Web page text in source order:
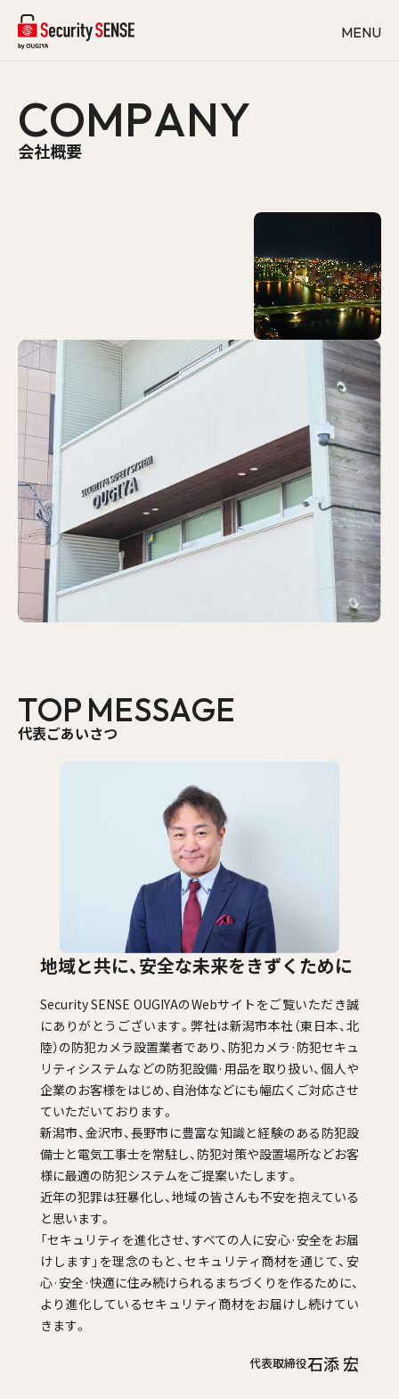
MENU
会社概要
取扱品目
工事内容
設置事例
オンラインストアはこちら
COMPANY
会社概要
TOP MESSAGE
代表ごあいさつ
地域と共に、安全な未来をきずくために
代表取締役石添 宏
Security SENSE OUGIYAのWebサイトをご覧いただき誠
にありがとうございます。弊社は新潟市本社（東日本、北
陸）の防犯カメラ設置業者であり、防犯カメラ·防犯セキュ
リティシステムなどの防犯設備·用品を取り扱い、個人や
企業のお客様をはじめ、自治体などにも幅広くご対応させ
ていただいております。
新潟市、金沢市、長野市に豊富な知識と経験のある防犯設
備士と電気工事士を常駐し、防犯対策や設置場所などお客
様に最適の防犯システムをご提案いたします。
近年の犯罪は狂暴化し、地域の皆さんも不安を抱えている
と思います。
「セキュリティを進化させ、すべての人に安心·安全をお届
けします」を理念のもと、セキュリティ商材を通じて、安
心·安全·快適に住み続けられるまちづくりを作るために、
より進化しているセキュリティ商材をお届けし続けてい
きます。